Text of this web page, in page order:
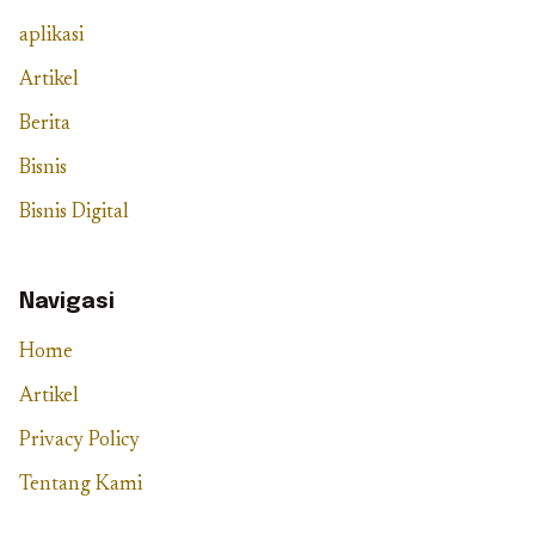
aplikasi
Artikel
Berita
Bisnis
Bisnis Digital
Navigasi
Home
Artikel
Privacy Policy
Tentang Kami